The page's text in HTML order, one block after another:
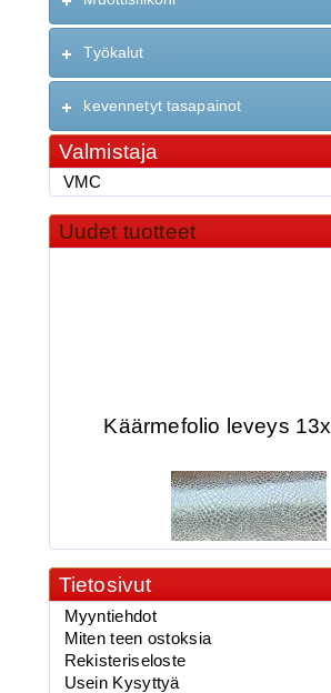
Työkalut
kevennetyt tasapainot
Valmistaja
VMC
Uudet tuotteet
Käärmefolio leveys
vaappufolio,Käärme...
Tietosivut
Myyntiehdot
Miten teen ostoksia
Rekisteriseloste
Usein Kysyttyä